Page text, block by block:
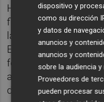
Hermes Properties,
fiscal y jurídico-
la consultora
Estate, avanzan
forma inminente en
año, ya que siguen
de nuevas
dispositivo y
como su dirección
y datos de
anuncios y
anuncios y
sobre la audiencia
Proveedores de
pueden procesar